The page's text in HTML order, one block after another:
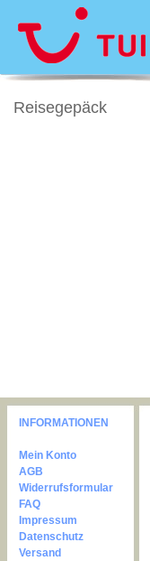
Reisegepäck
INFORMATIONEN
Mein Konto
AGB
Widerrufsformular
FAQ
Impressum
Datenschutz
Versand